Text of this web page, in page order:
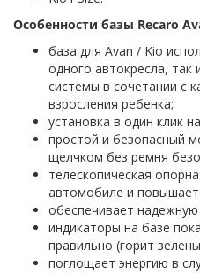
Особенности базы Recaro
база для Avan / Kio
одного автокресла, так
системы в сочетании с
взросления ребенка;
установка в один клик
простой и безопасный
щелчком без ремня
телескопическая
автомобиле и повышает
обеспечивает
индикаторы на базе
правильно (горит
поглощает энергию в